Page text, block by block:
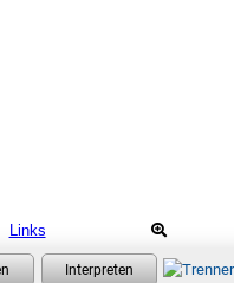
Links